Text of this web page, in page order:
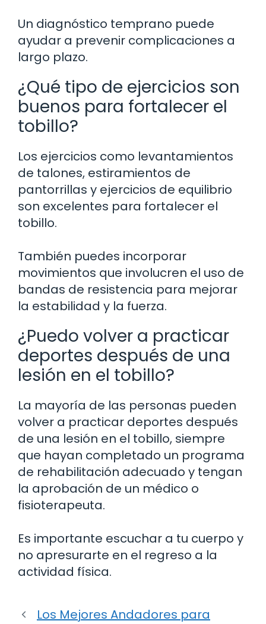
Un diagnóstico temprano puede
ayudar a prevenir complicaciones a
largo plazo.
¿Qué tipo de ejercicios son
buenos para fortalecer el
tobillo?
Los ejercicios como levantamientos
de talones, estiramientos de
pantorrillas y ejercicios de equilibrio
son excelentes para fortalecer el
tobillo.
También puedes incorporar
movimientos que involucren el uso de
bandas de resistencia para mejorar
la estabilidad y la fuerza.
¿Puedo volver a practicar
deportes después de una
lesión en el tobillo?
La mayoría de las personas pueden
volver a practicar deportes después
de una lesión en el tobillo, siempre
que hayan completado un programa
de rehabilitación adecuado y tengan
la aprobación de un médico o
fisioterapeuta.
Es importante escuchar a tu cuerpo y
no apresurarte en el regreso a la
actividad física.
Los Mejores Andadores para